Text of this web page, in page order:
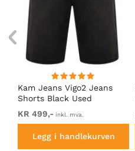
Kam Jeans Vigo2 Jeans
Shorts Black Used
KR 499,- inkl. mva.
Legg i handlekurven